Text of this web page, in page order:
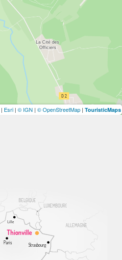
| Esri | © IGN | © OpenStreetMap | TouristicMaps
ALLEMAGNE
BELGIQUE
LUXEMBOURG
Thionville
Lille
Paris Strasbourg